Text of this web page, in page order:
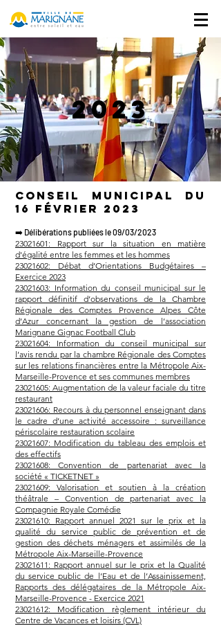
2023
Conseil municipal du
16 février 2023
➡️ Délibérations publiées le 09/03/2023
23021601: Rapport sur la situation en matière
d'égalité entre les femmes et les hommes
23021602: Débat d’Orientations Budgétaires –
Exercice 2023
23021603: Information du conseil municipal sur le
rapport définitif d’observations de la Chambre
Régionale des Comptes Provence Alpes Côte
d’Azur concernant la gestion de l’association
Marignane Gignac Football Club
23021604: Information du conseil municipal sur
l’avis rendu par la chambre Régionale des Comptes
sur les relations financières entre la Métropole Aix-
Marseille-Provence et ses communes membres
23021605: Augmentation de la valeur faciale du titre
restaurant
23021606: Recours à du personnel enseignant dans
le cadre d’une activité accessoire : surveillance
périscolaire restauration scolaire
23021607: Modification du tableau des emplois et
des effectifs
23021608: Convention de partenariat avec la
société « TICKETNET »
23021609: Valorisation et soutien à la création
théâtrale – Convention de partenariat avec la
Compagnie Royale Comédie
23021610: Rapport annuel 2021 sur le prix et la
qualité du service public de prévention et de
gestion des déchets ménagers et assimilés de la
Métropole Aix-Marseille-Provence
23021611: Rapport annuel sur le prix et la Qualité
du service public de l’Eau et de l’Assainissement,
Rapports des délégataires de la Métropole Aix-
Marseille-Provence - Exercice 2021
23021612: Modification règlement intérieur du
Centre de Vacances et loisirs (CVL)